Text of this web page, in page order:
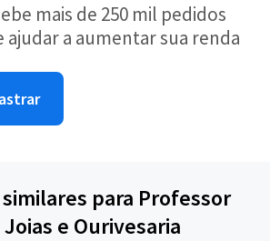
mais de 250 mil pedidos
ajudar a aumentar sua renda
para Professor
e Ourivesaria